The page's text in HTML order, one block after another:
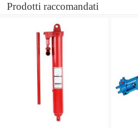
Prodotti raccomandati